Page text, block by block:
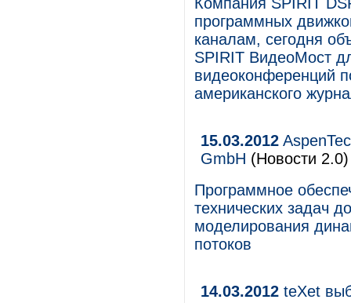
программных
каналам, сегодня
SPIRIT ВидеоМост
видеоконференций
американского
15.03.2012
GmbH (Новости 2.0)
Программное
технических задач
моделирования
потоков
14.03.2012 teXet